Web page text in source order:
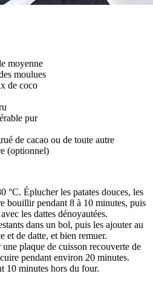
moyenne
moulues
de coco
pur
de cacao ou de toute autre
(optionnel)
°C. Éplucher les patates douces, les
bouillir pendant 8 à 10 minutes, puis
les dattes dénoyautées.
dans un bol, puis les ajouter au
et de datte, et bien remuer.
plaque de cuisson recouverte de
pendant environ 20 minutes.
10 minutes hors du four.